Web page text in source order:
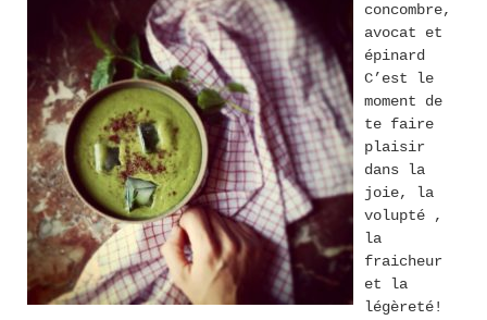
concombre,
avocat et
épinard
C’est le
moment de
te faire
plaisir
dans la
joie, la
volupté ,
la
fraicheur
et la
légèreté!